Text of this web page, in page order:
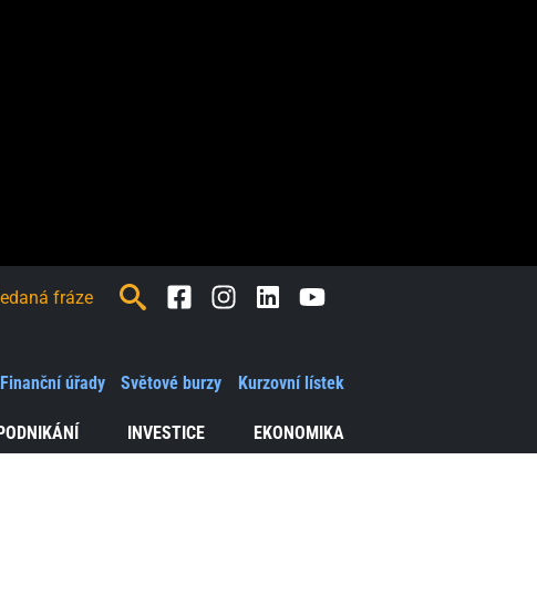
PODNIKÁNÍ INVESTICE EKONOMIKA
Finanční úřady Světové burzy Kurzovní lístek
FacebookInstagramLinkedInYoutube